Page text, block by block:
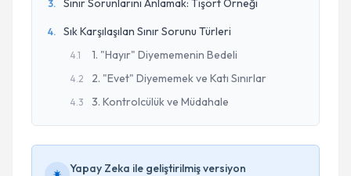
3. Sınır Sorunlarını Anlamak: Tişört Örneği
4. Sık Karşılaşılan Sınır Sorunu Türleri
4.1 1. "Hayır" Diyememenin Bedeli
4.2 2. "Evet" Diyememek ve Katı Sınırlar
4.3 3. Kontrolcülük ve Müdahale
Yapay Zeka ile geliştirilmiş versiyon